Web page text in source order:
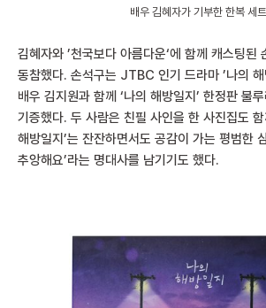
배우 김혜자가 기부한 한복 세트
김혜자와 ’천국보다 아름다운‘에 함께 캐스팅된
동참했다. 손석구는 JTBC 인기 드라마 ’나의
배우 김지원과 함께 ‘나의 해방일지’ 한정판 불
기증했다. 두 사람은 친필 사인을 한 사진집도 함
해방일지’는 잔잔하면서도 공감이 가는 평범한
추앙해요’라는 명대사를 남기기도 했다.